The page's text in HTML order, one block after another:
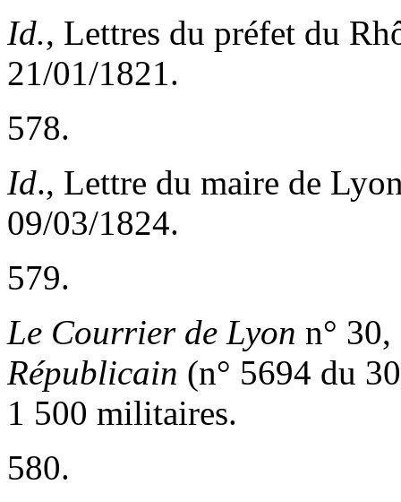
Id., Lettres du préfet du
21/01/1821.
578.
Id., Lettre du maire de
09/03/1824.
579.
Le Courrier de Lyon n°
Républicain (n° 5694 du
1 500 militaires.
580.